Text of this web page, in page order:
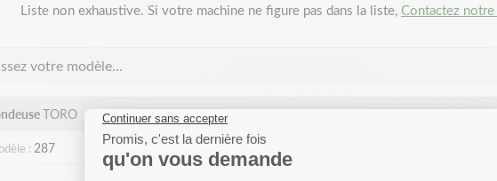
Liste non exhaustive. Si votre machine ne figure pas dans la liste, Contactez
votre modèle…
TORO
287